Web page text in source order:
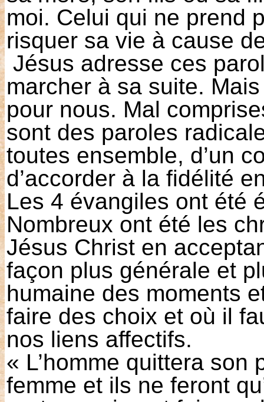
moi. Celui qui ne prend
risquer sa vie à cause
Jésus adresse ces
marcher à sa suite.
pour nous. Mal
sont des paroles
toutes ensemble, d’un
d’accorder à la fidélité
Les 4 évangiles ont été
Nombreux ont été les
Jésus Christ en
façon plus générale et
humaine des moments
faire des choix et où il
nos liens affectifs.
« L’homme quittera son
femme et ils ne feront